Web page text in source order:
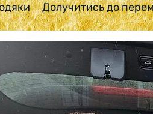
Долучитись до